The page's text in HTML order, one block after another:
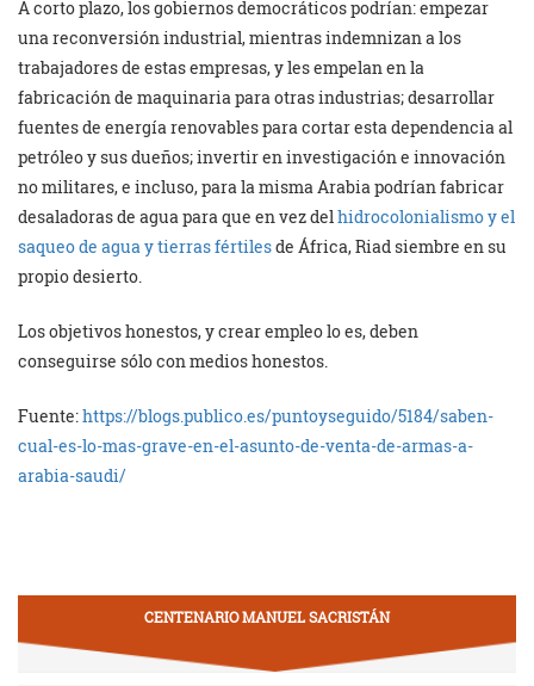
A corto plazo, los gobiernos democráticos podrían: empezar
una reconversión industrial, mientras indemnizan a los
trabajadores de estas empresas, y les empelan en la
fabricación de maquinaria para otras industrias; desarrollar
fuentes de energía renovables para cortar esta dependencia al
petróleo y sus dueños; invertir en investigación e innovación
no militares, e incluso, para la misma Arabia podrían fabricar
desaladoras de agua para que en vez delhidrocolonialismo y el
saqueo de agua y tierras fértilesde África, Riad siembre en su
propio desierto.
Los objetivos honestos, y crear empleo lo es, deben
conseguirse sólo con medios honestos.
Fuente:https://blogs.publico.es/puntoyseguido/5184/saben-
cual-es-lo-mas-grave-en-el-asunto-de-venta-de-armas-a-
arabia-saudi/
CENTENARIO MANUEL SACRISTÁN